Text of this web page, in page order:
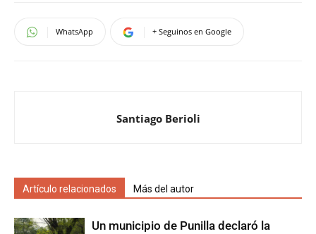
WhatsApp + Seguinos en Google
Santiago Berioli
Artículo relacionados Más del autor
Un municipio de Punilla declaró la